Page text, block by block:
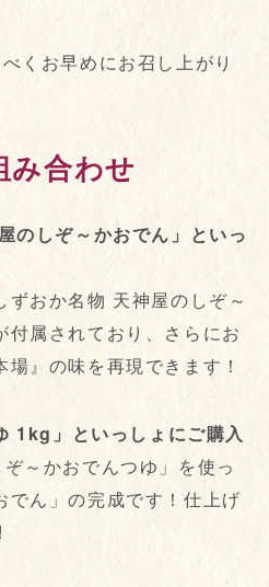
くお早めにお召し上がり
み合わせ
のしぞ～かおでん」といっ
おか名物 天神屋のしぞ～
属されており、さらにお
』の味を再現できます！
1kg」といっしょにご購入
～かおでんつゆ」を使っ
でん」の完成です！仕上げ